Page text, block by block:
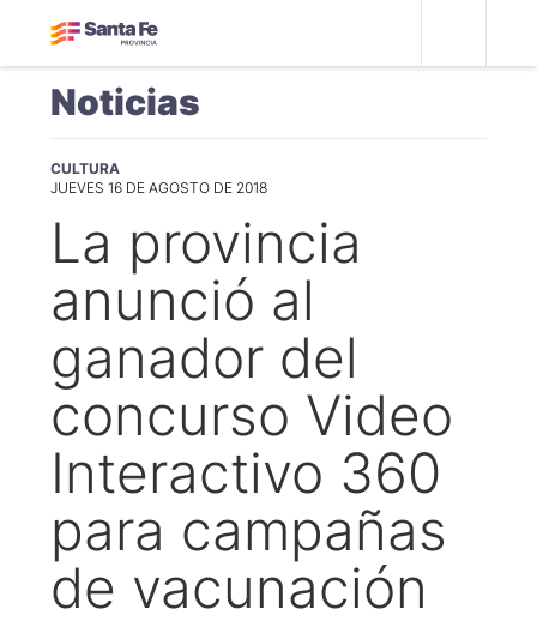
Noticias
CULTURA
JUEVES 16 DE AGOSTO DE 2018
La provincia
anunció al
ganador del
concurso Video
Interactivo 360
para campañas
de vacunación